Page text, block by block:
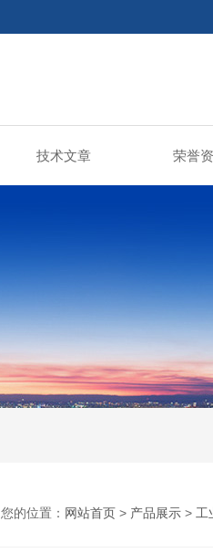
技术文章 荣誉
您的位置： 网站首页 > 产品展示 > 工